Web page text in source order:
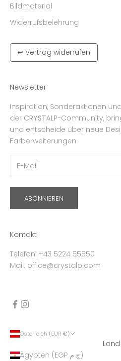
Bildmaterial
Widerrufsbelehrung
↩ Vertrag widerrufen
Newsletter
Inspiration, Sonderaktionen
der CRYSTALP-Community,
und entscheide über neue
Farberweiterungen.
ABONNIEREN
Kontakt
Telefon: +43 5224 55550
Mail: office@crystalp.com
Österreich (EUR €)
Land
Ägypten (EGP ج.م)